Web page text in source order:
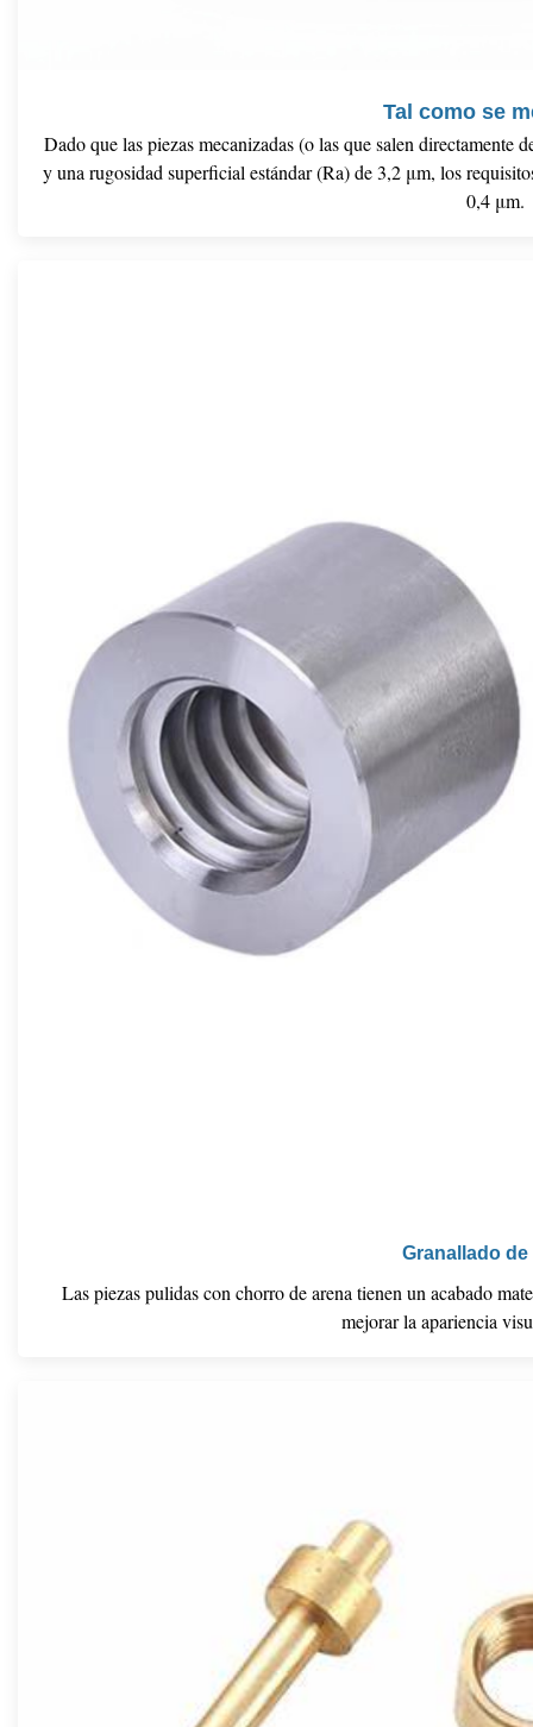
Tal como se
Dado que las piezas mecanizadas (o las que salen directamente
y una rugosidad superficial estándar (Ra) de 3,2 μm, los
0,4 μm.
Granallado de
Las piezas pulidas con chorro de arena tienen un acabado
mejorar la apariencia